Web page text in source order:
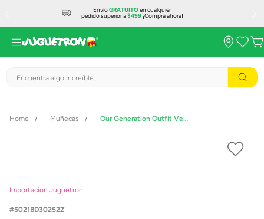
EnvíoGRATUITOen cualquier
pedido superior a$499¡Compra ahora!
Encuentra algo increíble...
Muñecas Our Generation Outfit Vestido Sueter Invierno BD30252Z
Importacion Juguetron
5021BD30252Z